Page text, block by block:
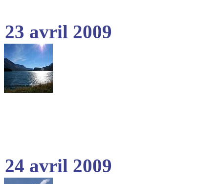
23 avril 2009
24 avril 2009